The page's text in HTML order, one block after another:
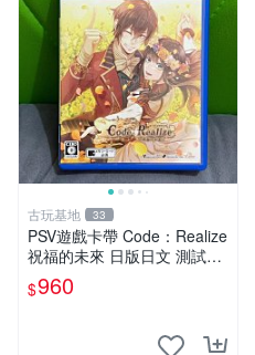
古玩基地 33
PSV遊戲卡帶 Code：Realize
祝福的未來 日版日文 測試正
常適合收藏 成色如圖 過去久
遠使用痕跡 游戲機玩古早遊
$960